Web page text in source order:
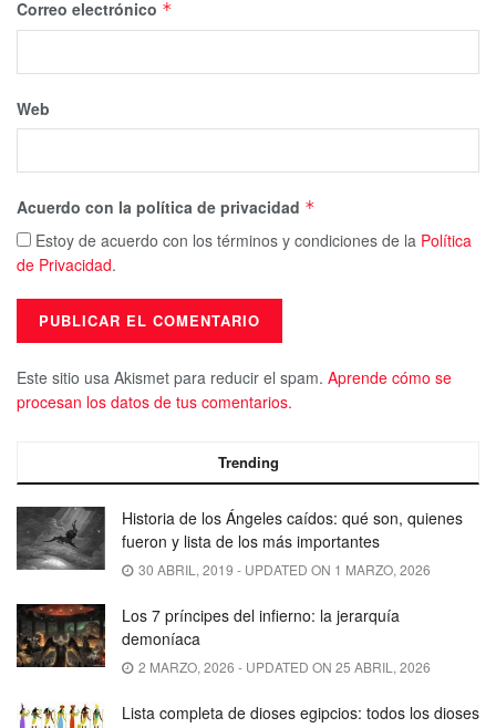
Correo electrónico *
Web
Acuerdo con la política de privacidad *
Estoy de acuerdo con los términos y condiciones de la Política
de Privacidad.
Este sitio usa Akismet para reducir el spam. Aprende cómo se
procesan los datos de tus comentarios.
Trending
Historia de los Ángeles caídos: qué son, quienes
fueron y lista de los más importantes
30 ABRIL, 2019 - UPDATED ON 1 MARZO, 2026
Los 7 príncipes del infierno: la jerarquía
demoníaca
2 MARZO, 2026 - UPDATED ON 25 ABRIL, 2026
Lista completa de dioses egipcios: todos los dioses